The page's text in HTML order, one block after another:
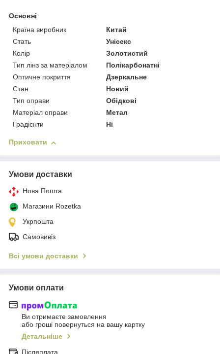
Основні
Країна виробник
Китай
Стать
Унісекс
Колір
Золотистий
Тип лінз за матеріалом
Полікарбонатні
Оптичне покриття
Дзеркальне
Стан
Новий
Тип оправи
Обідкові
Матеріал оправи
Метал
Градієнти
Ні
Приховати
Умови доставки
Нова Пошта
Магазини Rozetka
Укрпошта
Самовивіз
Всі умови доставки
Умови оплати
Ви отримаєте замовлення
або гроші повернуться на вашу картку
Детальніше
Післяплата